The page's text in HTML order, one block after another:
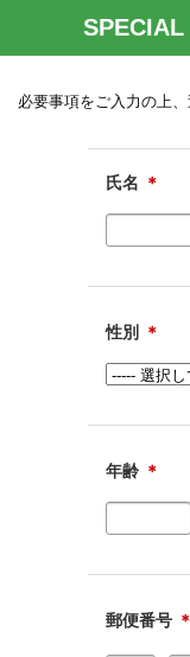
SPECIAL
必要事項をご入力の上
氏名 ＊
性別 ＊
年齢 ＊
郵便番号 ＊